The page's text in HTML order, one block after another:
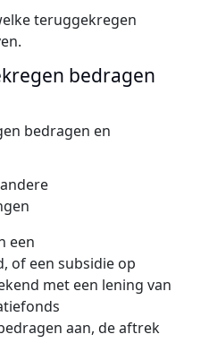
teruggekregen
bedragen
bedragen en
een
of een subsidie op
met een lening van
aan, de aftrek